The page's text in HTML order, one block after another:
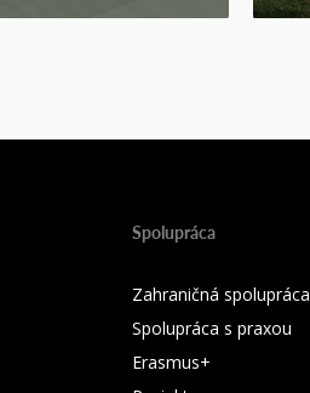
Spolupráca
Zahraničná spolupráca
Spolupráca s praxou
Erasmus+